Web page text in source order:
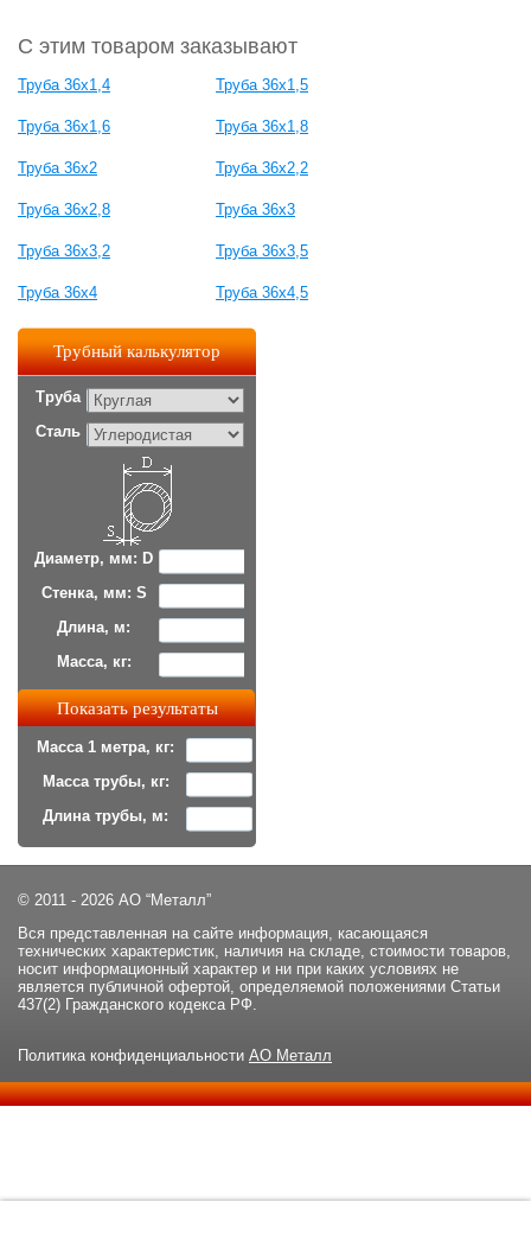
С этим товаром заказывают
Труба 36x1,4 Труба 36x1,5
Труба 36x1,6 Труба 36x1,8
Труба 36x2 Труба 36x2,2
Труба 36x2,8 Труба 36x3
Труба 36x3,2 Труба 36x3,5
Труба 36x4 Труба 36x4,5
Трубный калькулятор
Труба
Сталь
Диаметр, мм: D
Стенка, мм: S
Длина, м:
Масса, кг:
Масса 1 метра, кг:
Масса трубы, кг:
Длина трубы, м:
© 2011 - 2026 АО “Металл”
Вся представленная на сайте информация, касающаяся
технических характеристик, наличия на складе, стоимости товаров,
носит информационный характер и ни при каких условиях не
является публичной офертой, определяемой положениями Статьи
437(2) Гражданского кодекса РФ.
Политика конфиденциальности АО Металл